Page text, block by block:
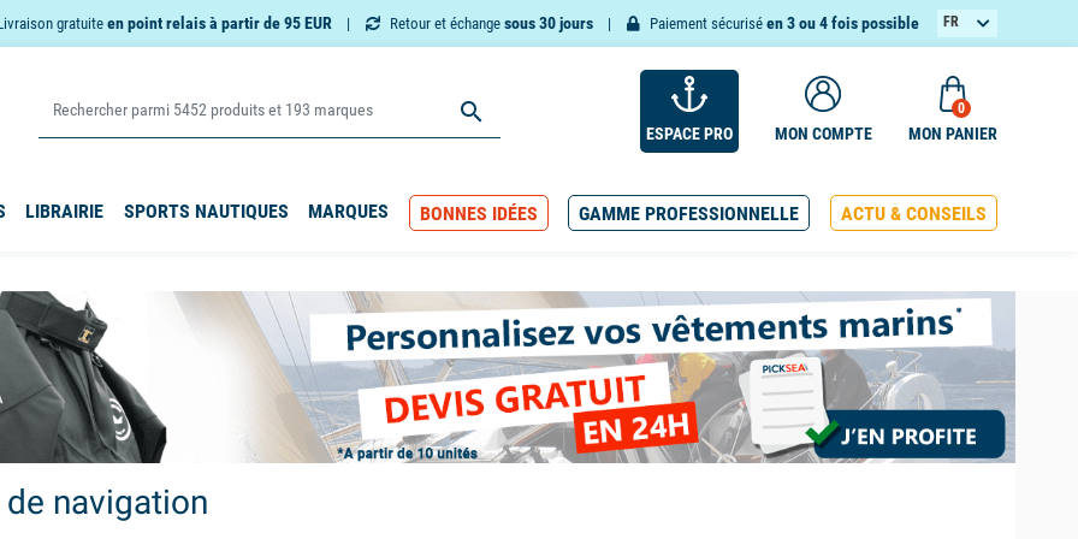
gratuiteen point relais à partir de 95 EUR Retour et échange sous 30 jours Paiement sécurisé en 3 ou 4 fois possible
FR
EN

ESPACE PRO MON COMPTE
0
MON PANIER
LIBRAIRIE SPORTS NAUTIQUES MARQUES BONNES IDÉES GAMME PROFESSIONNELLE ACTU & CONSEILS
navigation